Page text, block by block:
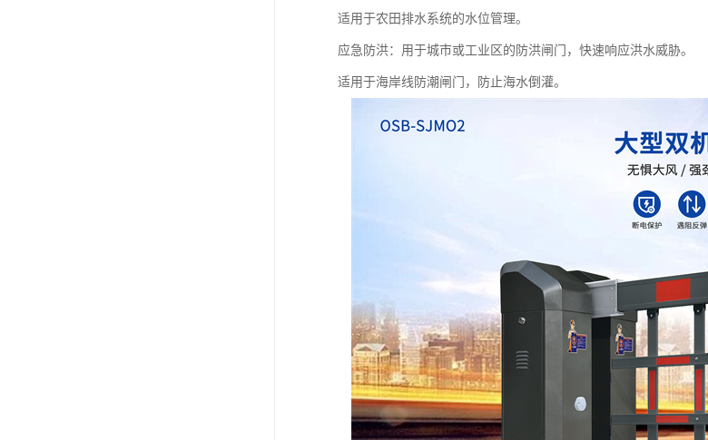
适用于农田排水系统的水位管理。
应急防洪：用于城市或工业区的防洪闸门，快速响应洪水威胁。
适用于海岸线防潮闸门，防止海水倒灌。